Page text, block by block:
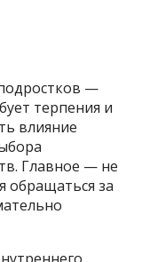
—
терпения и
влияние
Главное — не
обращаться за